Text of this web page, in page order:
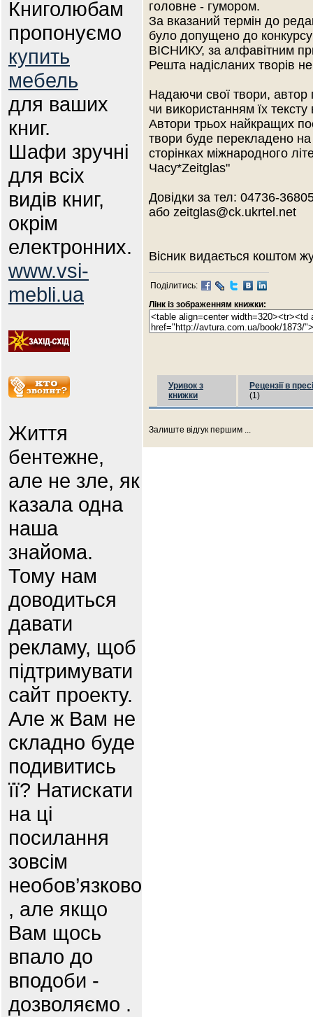
Книголюбам
пропонуємо
купить
мебель
для ваших
книг.
Шафи зручні
для всіх
видів книг,
окрім
електронних.
www.vsi-
mebli.ua
Життя
бентежне,
але не зле, як
казала одна
наша
знайома.
Тому нам
доводиться
давати
рекламу, щоб
підтримувати
сайт проекту.
Але ж Вам не
складно буде
подивитись
її? Натискати
на ці
посилання
зовсім
необов’язково
, але якщо
Вам щось
впало до
вподоби -
дозволяємо .
головне - гумором.
За вказаний термін до
було допущено до
ВІСНИКУ, за алфавітним
Решта надісланих творів
Надаючи свої твори,
чи використанням їх
Автори трьох найкращих
твори буде перекладено на
сторінках міжнародного
Часу*Zeitglas"
Довідки за тел: 04736-
або zeitglas@ck.ukrtel.net
Вісник видається коштом
Поділитись:
Лінк із зображенням книжки:
Уривок з
книжки
Рецензії в пресі
(1)
Залиште відгук першим ...